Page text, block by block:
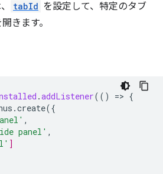
tabId を設定して、特定のタブ
きます。
.addListener(() => {
,
panel' ,
]